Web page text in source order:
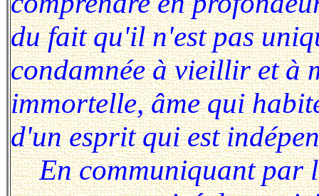
du fait qu'il n'est pas
condamnée à vieillir et à
immortelle, âme qui
d'un esprit qui est
En communiquant par